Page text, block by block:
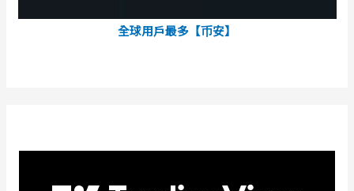
全球用戶最多【币安】